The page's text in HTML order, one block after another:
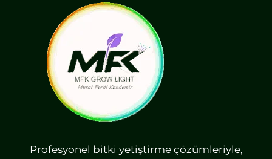
Profesyonel bitki yetiştirme çözümleriyle,